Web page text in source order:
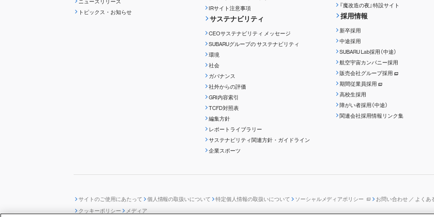
ニュースリリース
トピックス・お知らせ
IRサイト注意事項
サステナビリティ
CEOサステナビリティ メッセージ
SUBARUグループのサステナビリティ
環境
社会
ガバナンス
社外からの評価
GRI内容索引
TCFD対照表
編集方針
レポートライブラリー
サステナビリティ関連方針・ガイドライン
企業スポーツ
『魔改造の夜』特設サイト
採用情報
新卒採用
中途採用
SUBARU Lab採用（中途）
航空宇宙カンパニー採用
販売会社グループ採用
期間従業員採用
高校生採用
障がい者採用（中途）
関連会社採用情報リンク集
サイトのご使用にあたって 個人情報の取扱いについて 特定個人情報の取扱いについて ソーシャルメディアポリシー
お問い合わせ ／ よくあ
クッキーポリシー
メディア